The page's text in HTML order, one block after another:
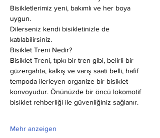
Bisikletlerimiz yeni, bakımlı ve her boya
uygun.
Dilerseniz kendi bisikletinizle de
katılabilirsiniz.
Bisiklet Treni Nedir?
Bisiklet Treni, tıpkı bir tren gibi, belirli bir
güzergahta, kalkış ve varış saati belli, hafif
tempoda ilerleyen organize bir bisiklet
konvoyudur. Önünüzde bir öncü lokomotif
bisiklet rehberliği ile güvenliğiniz sağlanır.
Mehr anzeigen